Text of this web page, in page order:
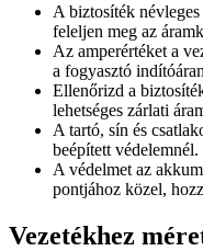
A biztosíték
feleljen meg az
Az amperértéket a
a fogyasztó
Ellenőrizd a
lehetséges zárlati
A tartó, sín és
beépített védelemnél.
A védelmet az
pontjához közel,
Vezetékhez